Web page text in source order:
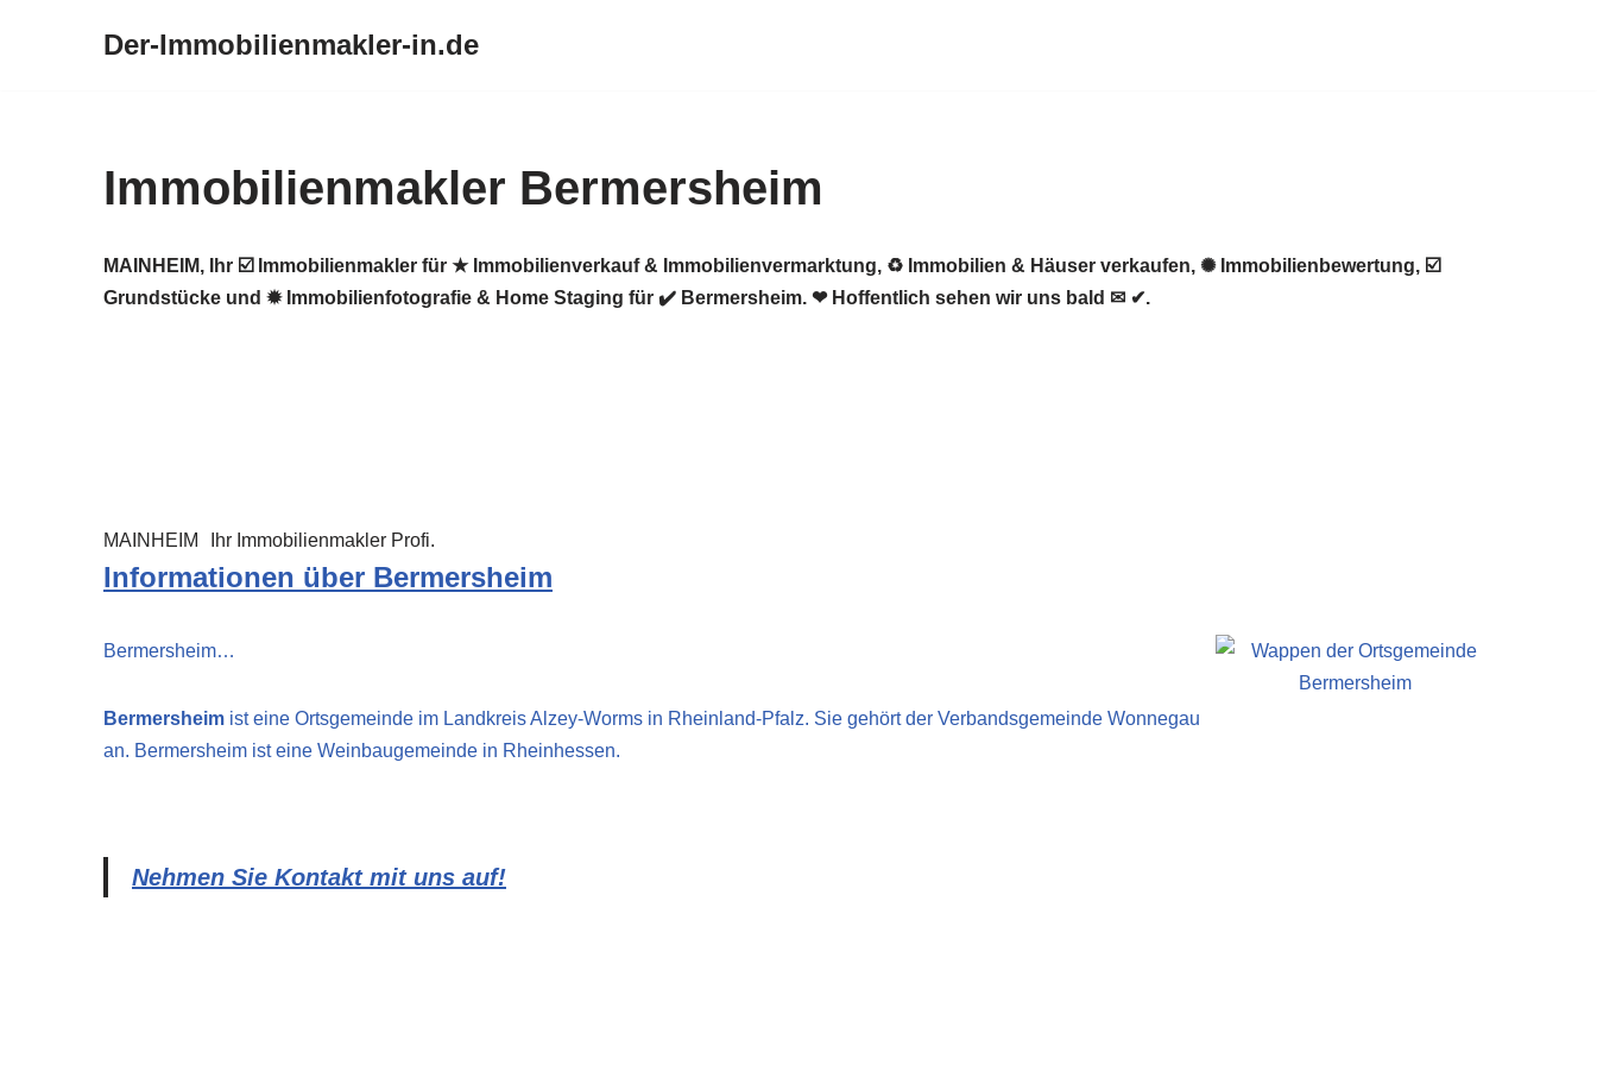
Der-Immobilienmakler-in.de
Immobilienmakler Bermersheim
MAINHEIM, Ihr ☑️ Immobilienmakler für ★ Immobilienverkauf & Immobilienvermarktung, ♻ Immobilien & Häuser verkaufen, ✺ Immobilienbewertung, ☑️
Grundstücke und ✹ Immobilienfotografie & Home Staging für ✔️ Bermersheim. ❤ Hoffentlich sehen wir uns bald ✉ ✔.
MAINHEIM Ihr Immobilienmakler Profi.
Informationen über Bermersheim
Bermersheim…
Bermersheim ist eine Ortsgemeinde im Landkreis Alzey-Worms in Rheinland-Pfalz. Sie gehört der Verbandsgemeinde Wonnegau
an. Bermersheim ist eine Weinbaugemeinde in Rheinhessen.
Nehmen Sie Kontakt mit uns auf!